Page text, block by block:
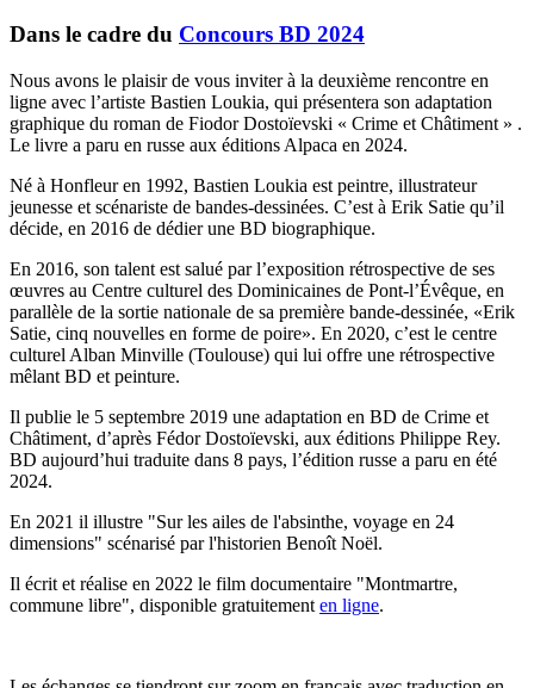
Dans le cadre du Сoncours BD 2024
Nous avons le plaisir de vous inviter à la deuxième rencontre en
ligne avec l’artiste Bastien Loukia, qui présentera son adaptation
graphique du roman de Fiodor Dostoïevski « Crime et Châtiment » .
Le livre a paru en russe aux éditions Alpaca en 2024.
Né à Honfleur en 1992, Bastien Loukia est peintre, illustrateur
jeunesse et scénariste de bandes-dessinées. C’est à Erik Satie qu’il
décide, en 2016 de dédier une BD biographique.
En 2016, son talent est salué par l’exposition rétrospective de ses
œuvres au Centre culturel des Dominicaines de Pont-l’Évêque, en
parallèle de la sortie nationale de sa première bande-dessinée, «Erik
Satie, cinq nouvelles en forme de poire». En 2020, c’est le centre
culturel Alban Minville (Toulouse) qui lui offre une rétrospective
mêlant BD et peinture.
Il publie le 5 septembre 2019 une adaptation en BD de Crime et
Châtiment, d’après Fédor Dostoïevski, aux éditions Philippe Rey.
BD aujourd’hui traduite dans 8 pays, l’édition russe a paru en été
2024.
En 2021 il illustre "Sur les ailes de l'absinthe, voyage en 24
dimensions" scénarisé par l'historien Benoît Noël.
Il écrit et réalise en 2022 le film documentaire "Montmartre,
commune libre", disponible gratuitement en ligne.